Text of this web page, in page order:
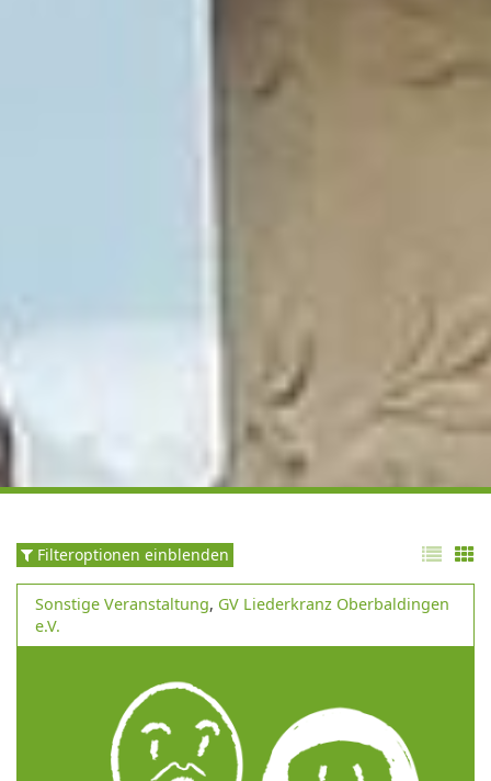
Filteroptionen einblenden
Sonstige Veranstaltung, GV Liederkranz Oberbaldingen
e.V.